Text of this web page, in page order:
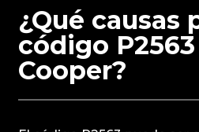
¿Qué causas
código
Cooper?